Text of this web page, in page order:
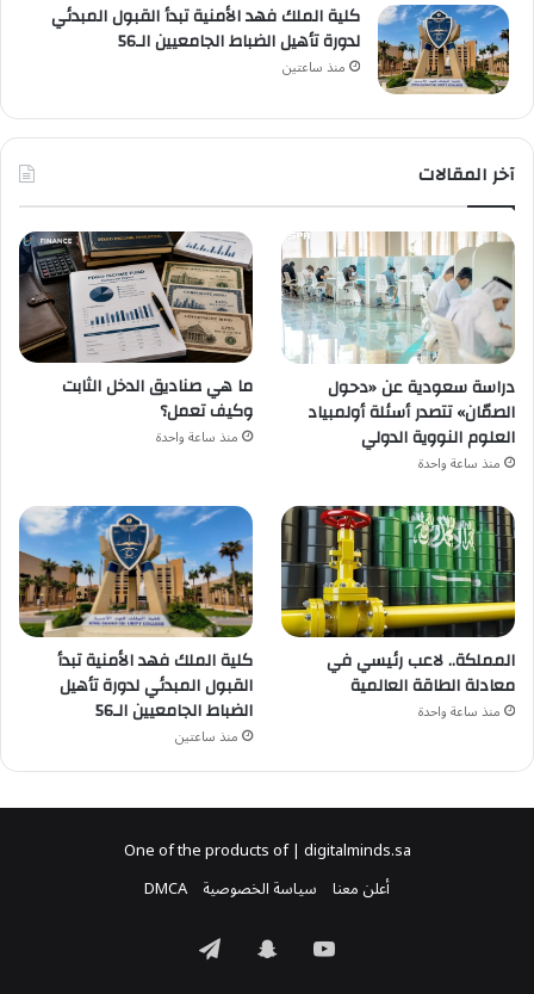
كلية الملك فهد الأمنية تبدأ القبول المبدئي
لدورة تأهيل الضباط الجامعيين الـ56
منذ ساعتين
آخر المقالات
دراسة سعودية عن «دحول
الصمّان» تتصدر أسئلة أولمبياد
العلوم النووية الدولي
منذ ساعة واحدة
ما هي صناديق الدخل الثابت
وكيف تعمل؟
منذ ساعة واحدة
المملكة.. لاعب رئيسي في
معادلة الطاقة العالمية
منذ ساعة واحدة
كلية الملك فهد الأمنية تبدأ
القبول المبدئي لدورة تأهيل
الضباط الجامعيين الـ56
منذ ساعتين
One of the products of | digitalminds.sa
أعلن معنا سياسة الخصوصية DMCA
‫YouTubeسنابتيلقرام